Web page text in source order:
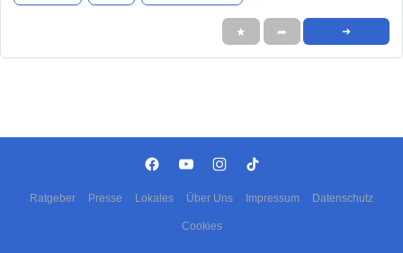
★ ➦ ➜
Ratgeber Presse Lokales Über Uns Impressum Datenschutz
Cookies